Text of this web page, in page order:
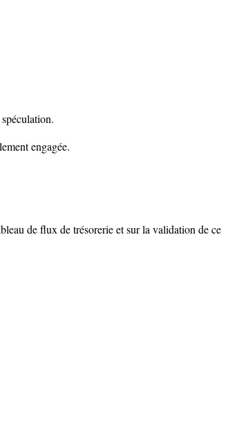
engagée.
de flux de trésorerie et sur la validation de ce